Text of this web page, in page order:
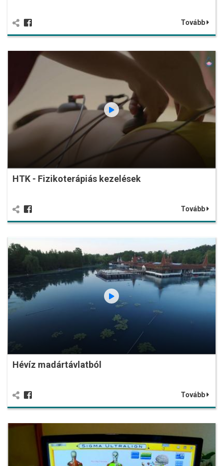
Tovább
HTK - Fizikoterápiás kezelések
Tovább
Hévíz madártávlatból
Tovább